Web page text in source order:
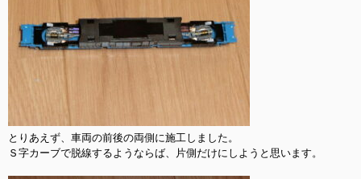
とりあえず、車両の前後の両側に施工しました。
Ｓ字カーブで脱線するようならば、片側だけにしようと思います。